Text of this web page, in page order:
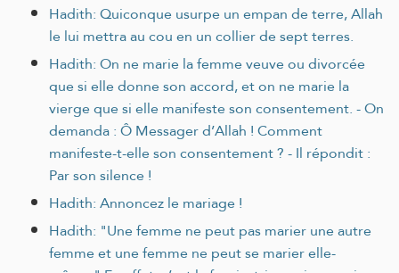
Hadith: Quiconque usurpe un empan de terre, Allah
le lui mettra au cou en un collier de sept terres.
Hadith: On ne marie la femme veuve ou divorcée
que si elle donne son accord, et on ne marie la
vierge que si elle manifeste son consentement. - On
demanda : Ô Messager d’Allah ! Comment
manifeste-t-elle son consentement ? - Il répondit :
Par son silence !
Hadith: Annoncez le mariage !
Hadith: "Une femme ne peut pas marier une autre
femme et une femme ne peut se marier elle-